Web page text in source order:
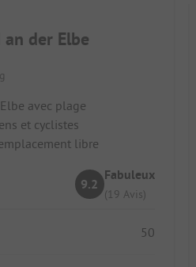
der Elbe
avec plage
et cyclistes
libre
9.2
Fabuleux
(19 Avis)
50